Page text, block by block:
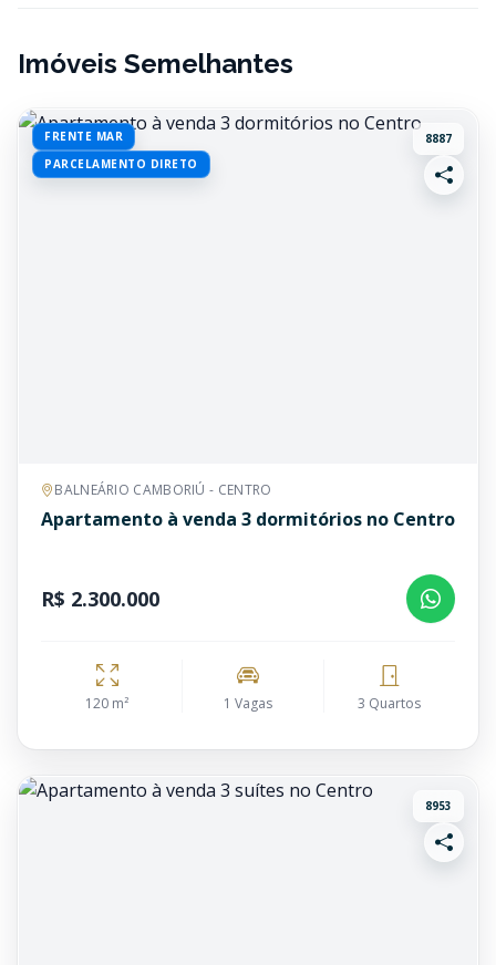
Imóveis Semelhantes
FRENTE MAR
PARCELAMENTO DIRETO
8887
BALNEÁRIO CAMBORIÚ - CENTRO
Apartamento à venda 3 dormitórios no Centro
R$ 2.300.000
120 m² 1 Vagas 3 Quartos
8953